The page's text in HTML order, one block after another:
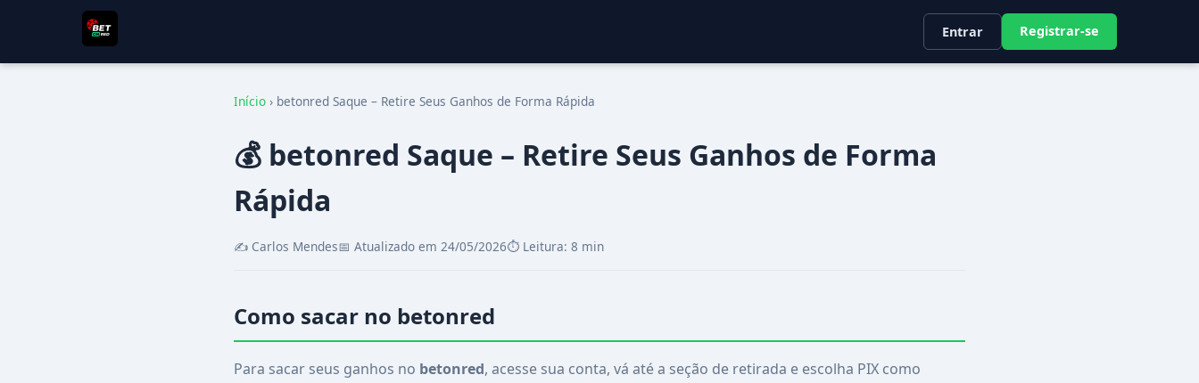
Entrar Registrar-se
Início › betonred Saque – Retire Seus Ganhos de Forma Rápida
💰 betonred Saque – Retire Seus Ganhos de Forma
Rápida
✍️ Carlos Mendes📅 Atualizado em 24/05/2026⏱️ Leitura: 8 min
Como sacar no betonred
Para sacar seus ganhos no betonred, acesse sua conta, vá até a seção de retirada e escolha PIX como